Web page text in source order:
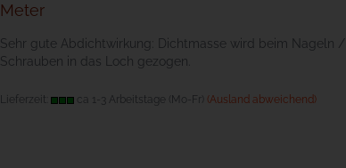
Meter
Sehr gute Abdichtwirkung: Dichtmasse wird beim Nageln /
Schrauben in das Loch gezogen.
Lieferzeit: ca 1-3 Arbeitstage (Mo-Fr) (Ausland abweichend)